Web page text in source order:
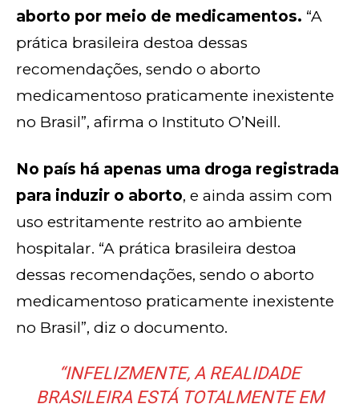
aborto por meio de medicamentos. “A
prática brasileira destoa dessas
recomendações, sendo o aborto
medicamentoso praticamente inexistente
no Brasil”, afirma o Instituto O’Neill.
No país há apenas uma droga registrada
para induzir o aborto, e ainda assim com
uso estritamente restrito ao ambiente
hospitalar. “A prática brasileira destoa
dessas recomendações, sendo o aborto
medicamentoso praticamente inexistente
no Brasil”, diz o documento.
“INFELIZMENTE, A REALIDADE
BRASILEIRA ESTÁ TOTALMENTE EM